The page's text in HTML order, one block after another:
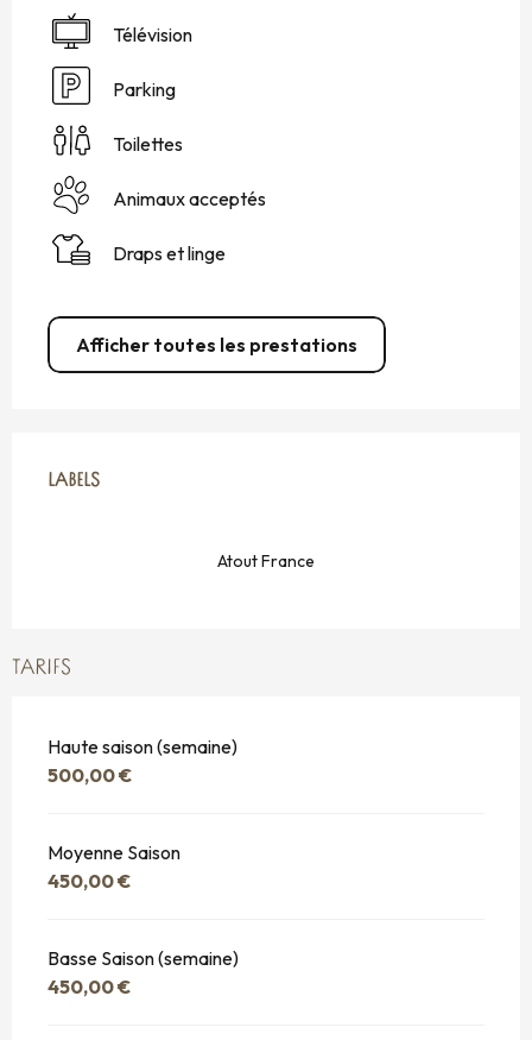
Télévision
Parking
Toilettes
Animaux acceptés
Draps et linge
Afficher toutes les prestations
LABELS
LABELS
Atout France
TARIFS
Haute saison (semaine)
500,00 €
Moyenne Saison
450,00 €
Basse Saison (semaine)
450,00 €